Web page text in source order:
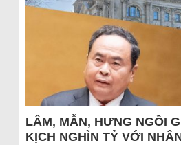
LÂM, MẪN, HƯNG NGỒI
KỊCH NGHÌN TỶ VỚI